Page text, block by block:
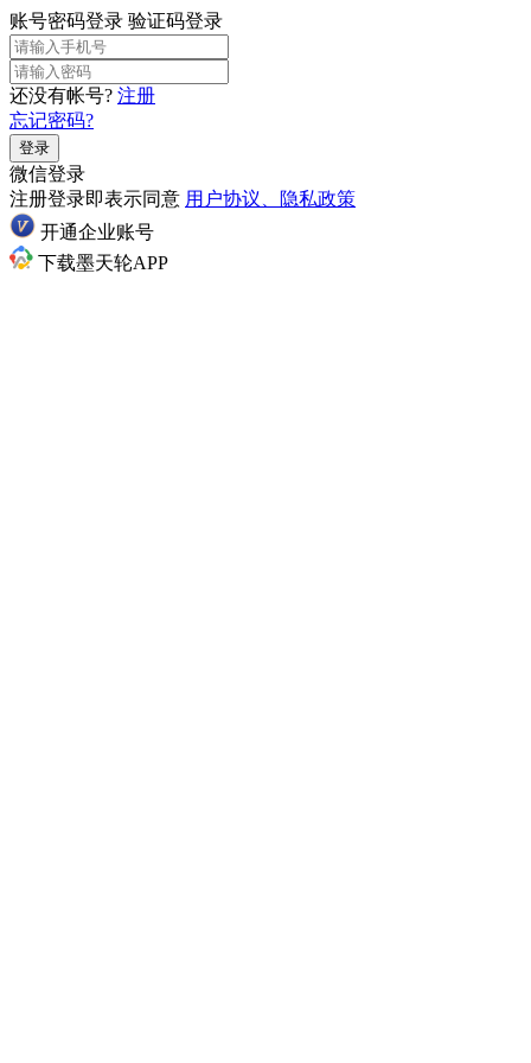
账号密码登录 验证码登录
还没有帐号? 注册
忘记密码?
登录
微信登录
注册登录即表示同意 用户协议、隐私政策
开通企业账号
下载墨天轮APP